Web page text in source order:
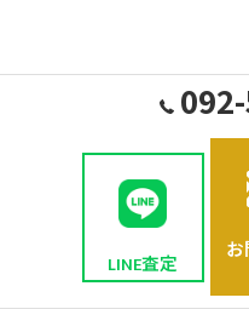
LINE査定